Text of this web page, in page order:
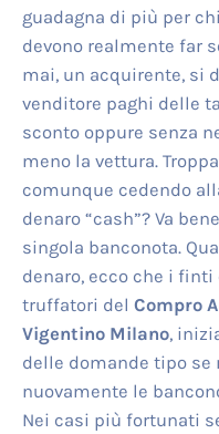
guadagna di più per
devono realmente far
mai, un acquirente, si
venditore paghi delle
sconto oppure senza
meno la vettura.
comunque cedendo
denaro “cash”? Va
singola banconota.
denaro, ecco che i
truffatori del Compro
Vigentino Milano,
delle domande tipo se
nuovamente le
Nei casi più fortunati